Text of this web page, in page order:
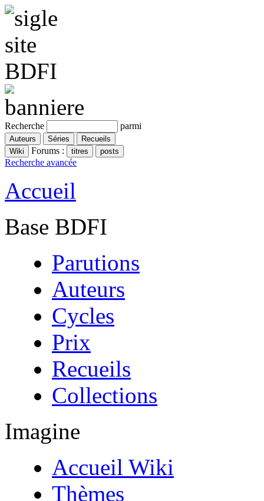
Recherche parmi
Forums :
Recherche avancée
Accueil
Base BDFI
Parutions
Auteurs
Cycles
Prix
Recueils
Collections
Imagine
Accueil Wiki
Thèmes